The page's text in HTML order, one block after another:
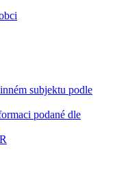
subjektu podle
podané dle